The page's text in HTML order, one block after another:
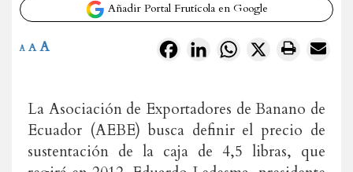
Añadir Portal Frutícola en Google
FacebookLinkedInWhatsApp
X
A A A
La Asociación de Exportadores de Banano de
Ecuador (AEBE) busca definir el precio de
sustentación de la caja de 4,5 libras, que